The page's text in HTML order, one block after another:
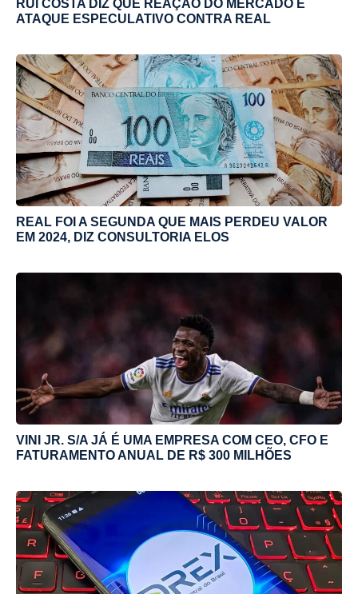
RUI COSTA DIZ QUE REAÇÃO DO MERCADO É
ATAQUE ESPECULATIVO CONTRA REAL
REAL FOI A SEGUNDA QUE MAIS PERDEU VALOR
EM 2024, DIZ CONSULTORIA ELOS
VINI JR. S/A JÁ É UMA EMPRESA COM CEO, CFO E
FATURAMENTO ANUAL DE R$ 300 MILHÕES